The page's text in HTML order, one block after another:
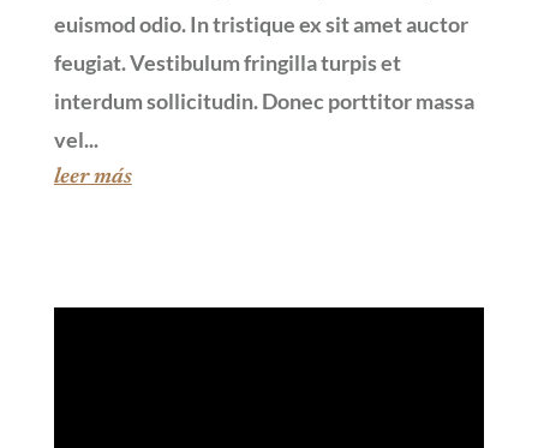
euismod odio. In tristique ex sit amet auctor
feugiat. Vestibulum fringilla turpis et
interdum sollicitudin. Donec porttitor massa
vel...
leer más